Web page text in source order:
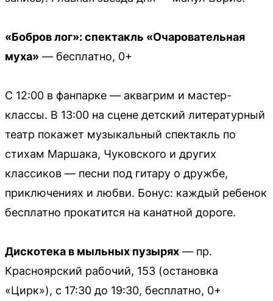
«Бобров лог»: спектакль «Очаровательная
муха» — бесплатно, 0+
С 12:00 в фанпарке — аквагрим и мастер-
классы. В 13:00 на сцене детский литературный
театр покажет музыкальный спектакль по
стихам Маршака, Чуковского и других
классиков — песни под гитару о дружбе,
приключениях и любви. Бонус: каждый ребенок
бесплатно прокатится на канатной дороге.
Дискотека в мыльных пузырях — пр.
Красноярский рабочий, 153 (остановка
«Цирк»), с 17:30 до 19:30, бесплатно, 0+